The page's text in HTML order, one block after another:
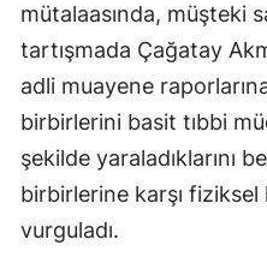
mütalaasında, müşteki
tartışmada Çağatay
adli muayene
birbirlerini basit tıbbi
şekilde yaraladıklarını
birbirlerine karşı fiziksel
vurguladı.